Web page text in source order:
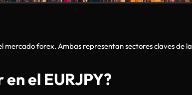
mercado forex. Ambas representan sectores claves de la
el EURJPY?